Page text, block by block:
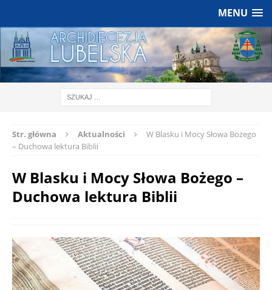
MENU
Str. główna Aktualności
W Blasku i Mocy Słowa Bożego
– Duchowa lektura Biblii
W Blasku i Mocy Słowa Bożego –
Duchowa lektura Biblii